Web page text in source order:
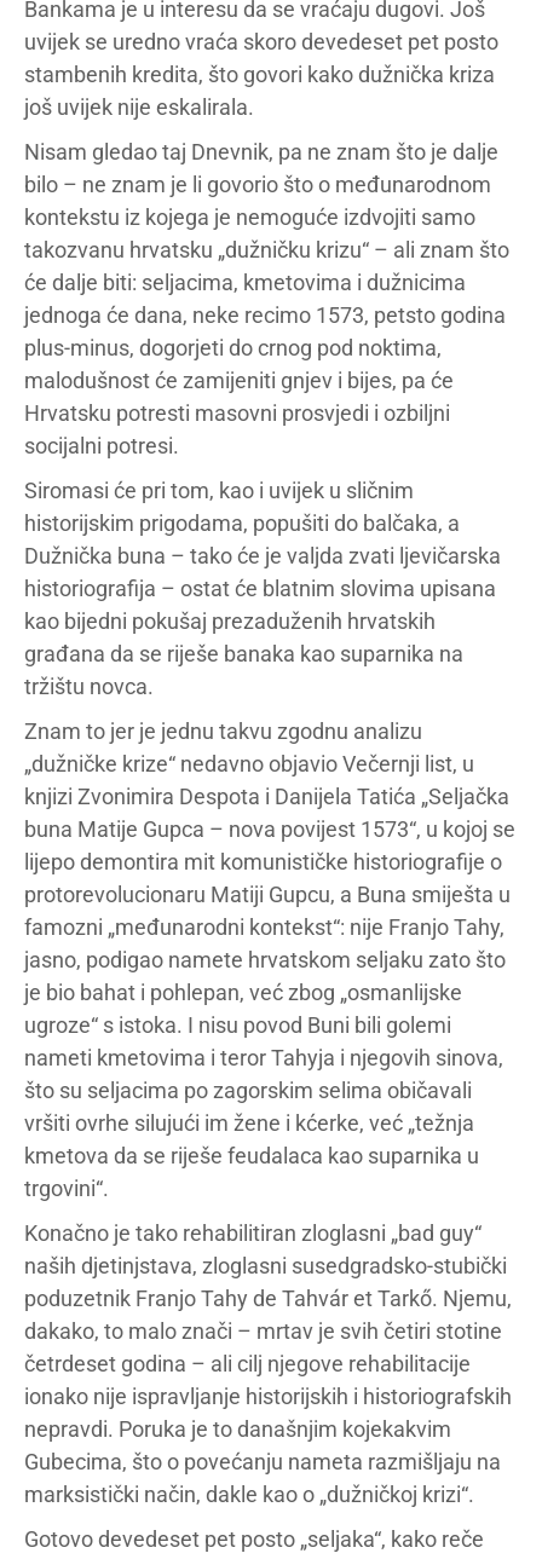
Bankama je u interesu da se vraćaju dugovi. Još
uvijek se uredno vraća skoro devedeset pet posto
stambenih kredita, što govori kako dužnička kriza
još uvijek nije eskalirala.
Nisam gledao taj Dnevnik, pa ne znam što je dalje
bilo – ne znam je li govorio što o međunarodnom
kontekstu iz kojega je nemoguće izdvojiti samo
takozvanu hrvatsku „dužničku krizu“ – ali znam što
će dalje biti: seljacima, kmetovima i dužnicima
jednoga će dana, neke recimo 1573, petsto godina
plus-minus, dogorjeti do crnog pod noktima,
malodušnost će zamijeniti gnjev i bijes, pa će
Hrvatsku potresti masovni prosvjedi i ozbiljni
socijalni potresi.
Siromasi će pri tom, kao i uvijek u sličnim
historijskim prigodama, popušiti do balčaka, a
Dužnička buna – tako će je valjda zvati ljevičarska
historiografija – ostat će blatnim slovima upisana
kao bijedni pokušaj prezaduženih hrvatskih
građana da se riješe banaka kao suparnika na
tržištu novca.
Znam to jer je jednu takvu zgodnu analizu
„dužničke krize“ nedavno objavio Večernji list, u
knjizi Zvonimira Despota i Danijela Tatića „Seljačka
buna Matije Gupca – nova povijest 1573“, u kojoj se
lijepo demontira mit komunističke historiografije o
protorevolucionaru Matiji Gupcu, a Buna smiješta u
famozni „međunarodni kontekst“: nije Franjo Tahy,
jasno, podigao namete hrvatskom seljaku zato što
je bio bahat i pohlepan, već zbog „osmanlijske
ugroze“ s istoka. I nisu povod Buni bili golemi
nameti kmetovima i teror Tahyja i njegovih sinova,
što su seljacima po zagorskim selima običavali
vršiti ovrhe silujući im žene i kćerke, već „težnja
kmetova da se riješe feudalaca kao suparnika u
trgovini“.
Konačno je tako rehabilitiran zloglasni „bad guy“
naših djetinjstava, zloglasni susedgradsko-stubički
poduzetnik Franjo Tahy de Tahvár et Tarkő. Njemu,
dakako, to malo znači – mrtav je svih četiri stotine
četrdeset godina – ali cilj njegove rehabilitacije
ionako nije ispravljanje historijskih i historiografskih
nepravdi. Poruka je to današnjim kojekakvim
Gubecima, što o povećanju nameta razmišljaju na
marksistički način, dakle kao o „dužničkoj krizi“.
Gotovo devedeset pet posto „seljaka“, kako reče